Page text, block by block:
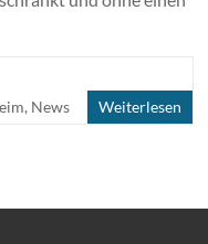
, News Weiterlesen